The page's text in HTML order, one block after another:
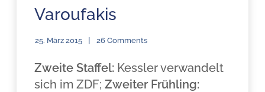
Varoufakis
25. März 2015 26 Comments
Zweite Staffel: Kessler verwandelt
sich im ZDF;Zweiter Frühling: